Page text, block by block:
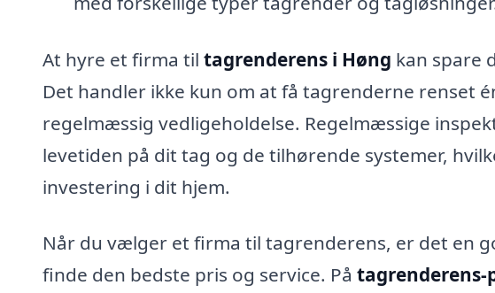
At hyre et firma til tagrenderens i Høng kan spare
Det handler ikke kun om at få tagrenderne renset
regelmæssig vedligeholdelse. Regelmæssige
levetiden på dit tag og de tilhørende systemer,
investering i dit hjem.
Når du vælger et firma til tagrenderens, er det en
finde den bedste pris og service. På tagrenderens-